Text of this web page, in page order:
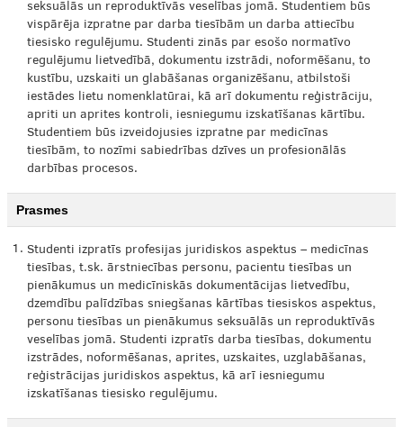
seksuālās un reproduktīvās veselības jomā. Studentiem būs
vispārēja izpratne par darba tiesībām un darba attiecību
tiesisko regulējumu. Studenti zinās par esošo normatīvo
regulējumu lietvedībā, dokumentu izstrādi, noformēšanu, to
kustību, uzskaiti un glabāšanas organizēšanu, atbilstoši
iestādes lietu nomenklatūrai, kā arī dokumentu reģistrāciju,
apriti un aprites kontroli, iesniegumu izskatīšanas kārtību.
Studentiem būs izveidojusies izpratne par medicīnas
tiesībām, to nozīmi sabiedrības dzīves un profesionālās
darbības procesos.
Prasmes
1. Studenti izpratīs profesijas juridiskos aspektus – medicīnas
tiesības, t.sk. ārstniecības personu, pacientu tiesības un
pienākumus un medicīniskās dokumentācijas lietvedību,
dzemdību palīdzības sniegšanas kārtības tiesiskos aspektus,
personu tiesības un pienākumus seksuālās un reproduktīvās
veselības jomā. Studenti izpratīs darba tiesības, dokumentu
izstrādes, noformēšanas, aprites, uzskaites, uzglabāšanas,
reģistrācijas juridiskos aspektus, kā arī iesniegumu
izskatīšanas tiesisko regulējumu.